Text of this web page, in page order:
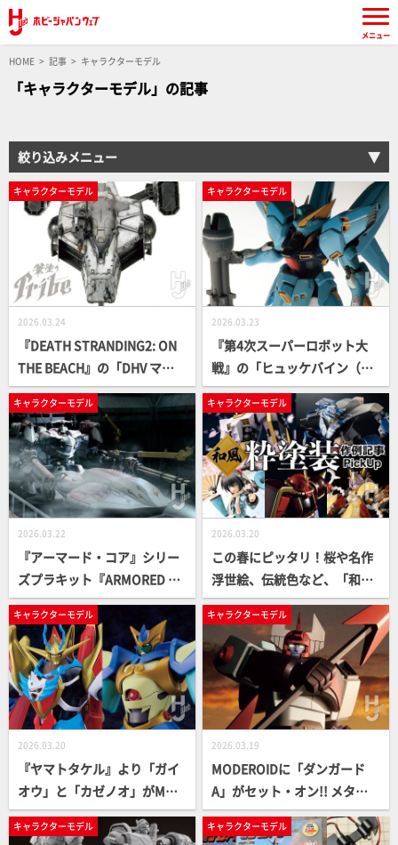
HOME 記事 キャラクターモデル
「キャラクターモデル」の記事
絞り込みメニュー
キャラクターモデル
2026.03.24
『DEATH STRANDING2: ON
THE BEACH』の「DHV マゼ
ラン」を塗装！ パッケージの
雰囲気やゲーム中のタール表
現を筆塗りと「ステッドラー
ピグメントブラッシュペン」
を合わせ見事に再現!!【筆塗
りTribe】
キャラクターモデル
2026.03.23
『第4次スーパーロボット大
戦』の「ヒュッケバイン（PT
X-08R）」登場!! 端正なスタ
イルはそのままに 気になる合
わせ目の処理やシャープ化な
どキット攻略ポイントを解
説！
キャラクターモデル
2026.03.22
『アーマード・コア』シリー
ズプラキット『ARMORED CO
RE VI FIRES OF RUBICON』か
ら特殊タンク「VE-42B」が立
体化!! 丁寧な工作とゲーム中
の焼け表現を再現した塗装で
ワンランク上の仕上がりに！
キャラクターモデル
2026.03.20
この春にピッタリ！桜や名作
浮世絵、伝統色など、「和」
の要素を取り入れたプラモデ
ル“粋塗装”作例を5つピック
アップ！
キャラクターモデル
2026.03.20
『ヤマトタケル』より「ガイ
オウ」と「カゼノオ」がMOD
EROIDに参戦！物語終盤を彩
る強力な魔空戦神たちが放送
キャラクターモデル
2026.03.19
MODEROIDに「ダンガード
A」がセット・オン!! メタリ
ック表現を取り入れた全塗装
と合わせ目消し＆製面処理で
キャラクターモデル キャラクターモデル
メニュー